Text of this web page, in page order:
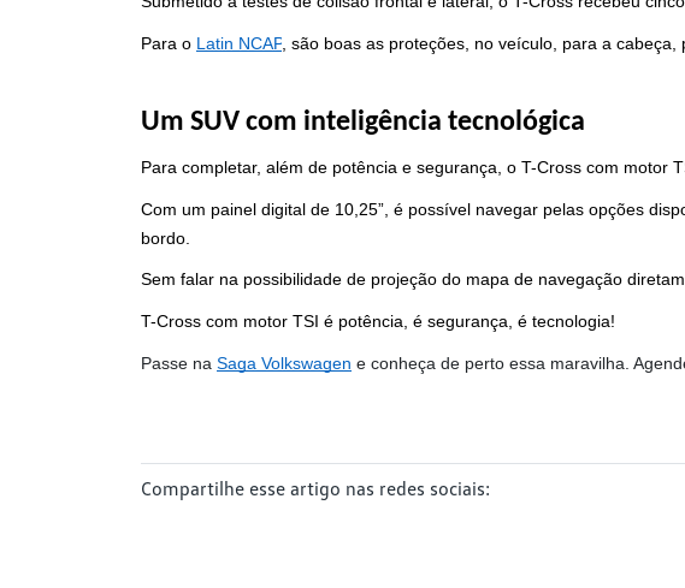
Para o Latin NCAP , são boas as proteções, no veículo, para a
Um SUV com inteligência tecnológica
Para completar, além de potência e segurança, o T-Cross com motor
Com um painel digital de 10,25”, é possível navegar pelas opções
bordo.
Sem falar na possibilidade de projeção do mapa de navegação
T-Cross com motor TSI é potência, é segurança, é tecnologia!
Passe na Saga Volkswagen e conheça de perto essa maravilha.
Compartilhe esse artigo nas redes sociais: